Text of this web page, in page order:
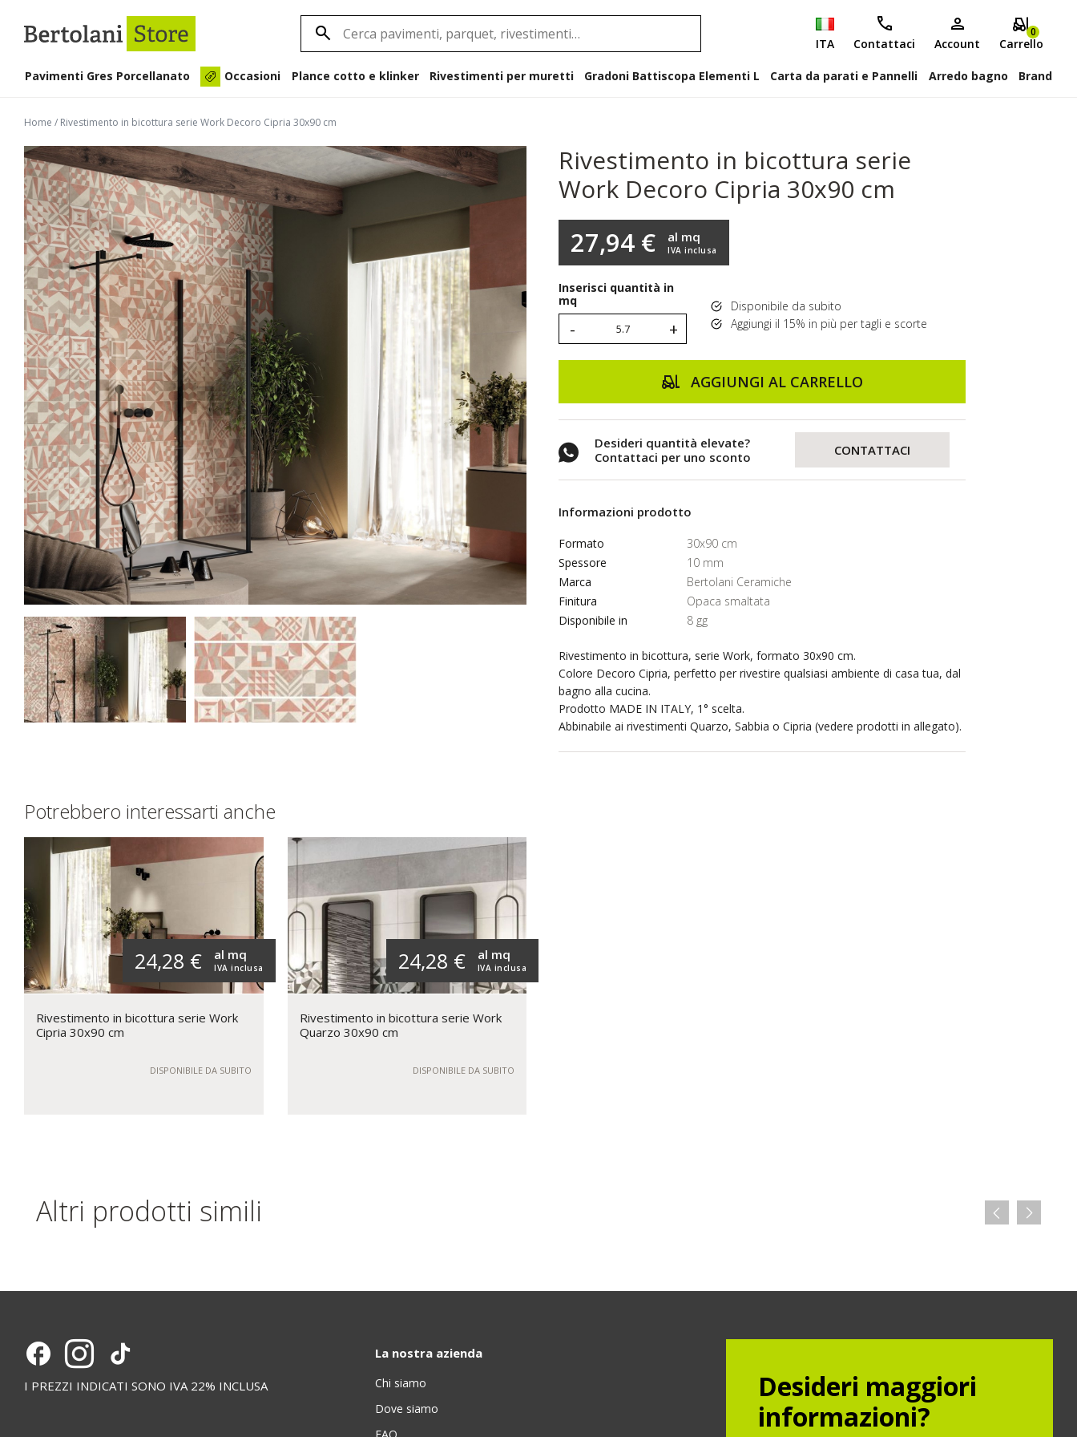
ITA Contattaci Account
0
Carrello
Pavimenti Gres Porcellanato Occasioni Plance cotto e klinker Rivestimenti per muretti Gradoni Battiscopa Elementi L Carta da parati e Pannelli Arredo bagno Brand
Home / Rivestimento in bicottura serie Work Decoro Cipria 30x90 cm
Rivestimento in bicottura serie
Work Decoro Cipria 30x90 cm
27,94 € IVA inclusa
al mq
Inserisci quantità in
mq
- +
Disponibile da subito
Aggiungi il 15% in più per tagli e scorte
AGGIUNGI AL CARRELLO
Desideri quantità elevate?
Contattaci per uno sconto
CONTATTACI
Informazioni prodotto
Formato
30x90 cm
Spessore
10 mm
Marca
Bertolani Ceramiche
Finitura
Opaca smaltata
Disponibile in
8 gg
Rivestimento in bicottura, serie Work, formato 30x90 cm.
Colore Decoro Cipria, perfetto per rivestire qualsiasi ambiente di casa tua, dal
bagno alla cucina.
Prodotto MADE IN ITALY, 1° scelta.
Abbinabile ai rivestimenti Quarzo, Sabbia o Cipria (vedere prodotti in allegato).
Potrebbero interessarti anche
24,28 € IVA inclusa
al mq
Rivestimento in bicottura serie Work
Cipria 30x90 cm
DISPONIBILE DA SUBITO
24,28 € IVA inclusa
al mq
Rivestimento in bicottura serie Work
Quarzo 30x90 cm
DISPONIBILE DA SUBITO
Altri prodotti simili
I PREZZI INDICATI SONO IVA 22% INCLUSA
La nostra azienda
Chi siamo
Dove siamo
FAQ
Desideri maggiori
informazioni?